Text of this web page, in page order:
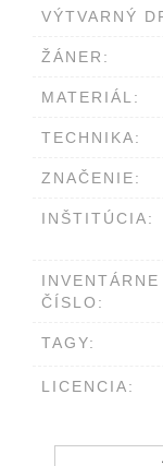
VÝTVARNÝ
ŽÁNER:
MATERIÁL:
TECHNIKA:
ZNAČENIE:
INŠTITÚCIA:
INVENTÁRNE
ČÍSLO:
TAGY:
LICENCIA: